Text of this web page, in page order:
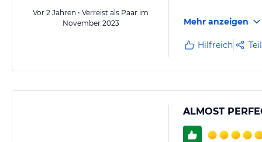
Vor 2 Jahren • Verreist als Paar im
November 2023
Mehr anzeigen
Hilfreich
ALMOST